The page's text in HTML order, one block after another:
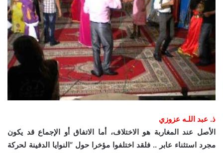
ذ. عبد اللـه عزوزي
الأصل عند المغاربة هو الاختلاف، أما الاتفاق أو الإجماع قد يكون
مجرد استثناء عابر .. فلقد اختلفوا مؤخرا حول “النوايا الدفينة لحركة